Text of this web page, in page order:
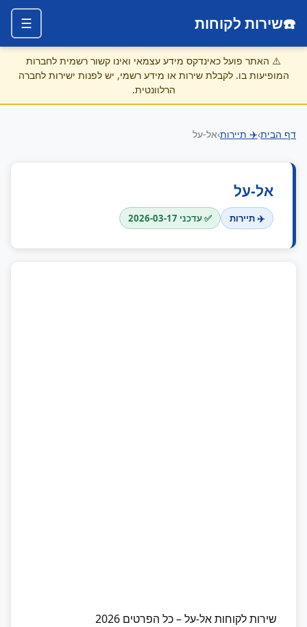
☎️שירות לקוחות ☰
⚠️ האתר פועל כאינדקס מידע עצמאי ואינו קשור רשמית לחברות
המופיעות בו. לקבלת שירות או מידע רשמי, יש לפנות ישירות לחברה
הרלוונטית.
דף הבית›✈️ תיירות›אל-על
אל-על
✈️ תיירות ✅ עדכני 2026-03-17
שירות לקוחות אל-על – כל הפרטים 2026